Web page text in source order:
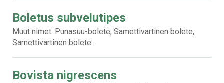
Boletus subvelutipes
Muut nimet: Punasuu-bolete, Samettivartinen bolete,
Samettivartinen bolete.
Bovista nigrescens